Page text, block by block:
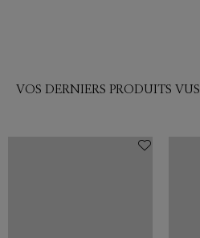
VOS DERNIERS PRODUITS VUS